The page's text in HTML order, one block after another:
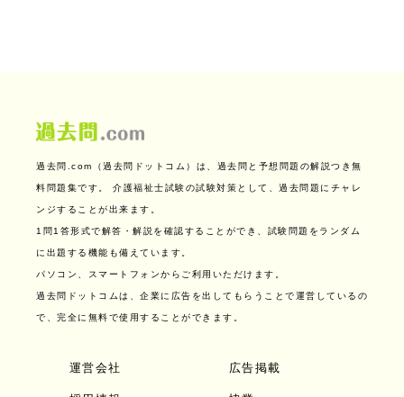
過去問.com（過去問ドットコム）は、過去問と予想問題の解説つき無
料問題集です。 介護福祉士試験の試験対策として、過去問題にチャレ
ンジすることが出来ます。
1問1答形式で解答・解説を確認することができ、試験問題をランダム
に出題する機能も備えています。
パソコン、スマートフォンからご利用いただけます。
過去問ドットコムは、企業に広告を出してもらうことで運営しているの
で、完全に無料で使用することができます。
運営会社 広告掲載